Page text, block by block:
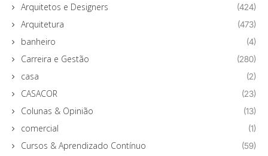
Arquitetos e Designers (424)
Arquitetura (473)
banheiro (4)
Carreira e Gestão (280)
casa (2)
CASACOR (23)
Colunas & Opinião (13)
comercial (1)
Cursos & Aprendizado Contínuo (59)